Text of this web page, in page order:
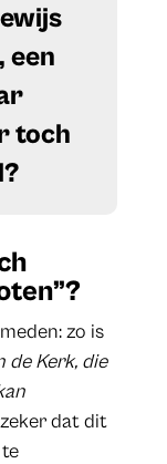
een
toch
zo is
de Kerk, die
dat dit